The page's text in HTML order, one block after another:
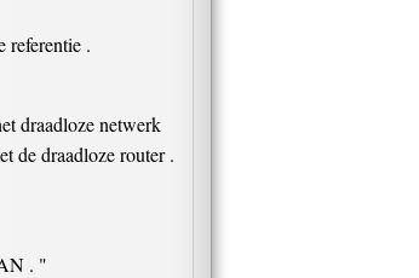
referentie .
draadloze netwerk
de draadloze router .
. "